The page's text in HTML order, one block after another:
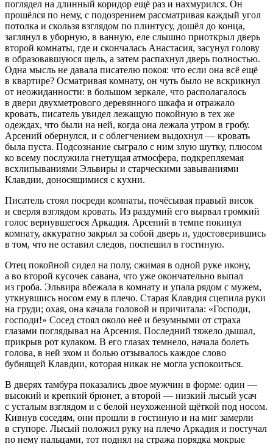
поглядел на длинный коридор ещё раз и нахмурился. Он
прошёлся по нему, с подозрением рассматривая каждый угол
потолка и скользя взглядом по плинтусу, дошёл до конца,
заглянул в уборную, в ванную, еле слышно приоткрыл дверь
второй комнаты, где и скончалась Анастасия, засунул голову
в образовавшуюся щель, а затем распахнул дверь полностью.
Одна мысль не давала писателю покоя: что если она всё ещё
в квартире? Осматривая комнату, он чуть было не вскрикнул
от неожиданности: в большом зеркале, что располагалось
в двери двухметрового деревянного шкафа и отражало
кровать, писатель увидел лежащую покойную в тех же
одеждах, что были на ней, когда она лежала утром в гробу.
Арсений обернулся, и с облегчением выдохнул — кровать
была пуста. Подсознание сыграло с ним злую шутку, плюсом
ко всему послужила гнетущая атмосфера, подкрепляемая
всхлипываниями Эльвиры и старческими завываниями
Клавдии, доносящимися с кухни.
Писатель стоял посреди комнаты, почёсывая правый висок
и сверля взглядом кровать. Из раздумий его вырвал громкий
голос вернувшегося Аркадия. Арсений в темпе покинул
комнату, аккуратно закрыл за собой дверь и, удостоверившись
в том, что не оставил следов, поспешил в гостиную.
Отец покойной сидел на полу, сжимая в одной руке икону,
а во второй кусочек савана, что уже окончательно выпал
из гроба. Эльвира вбежала в комнату и упала рядом с мужем,
уткнувшись носом ему в плечо. Старая Клавдия сцепила руки
на груди; охая, она качала головой и причитала: «Господи,
господи!» Сосед стоял около неё и безумными от страха
глазами поглядывал на Арсения. Последний тяжело дышал,
прикрыв рот кулаком. В его глазах темнело, начала болеть
голова, в ней эхом и болью отзывалось каждое слово
бубнящей Клавдии, которая никак не могла успокоиться.
В дверях тамбура показались двое мужчин в форме: один —
высокий и крепкий брюнет, а второй — низкий лысый усач
с усталым взглядом и с белой неухоженной щёткой под носом.
Кивнув соседям, они прошли в гостиную и на миг замерли
в ступоре. Лысый положил руку на плечо Аркадия и постучал
по нему пальцами, тот поднял на стража порядка мокрые